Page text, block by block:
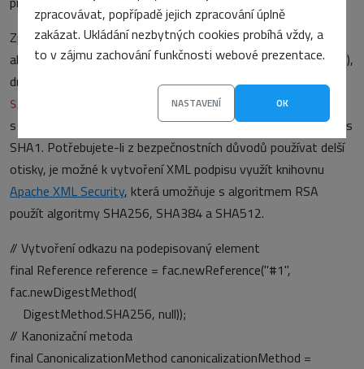
zpracovávat, popřípadě jejich zpracování úplně
zakázat. Ukládání nezbytných cookies probíhá vždy, a
to v zájmu zachování funkčnosti webové prezentace.
NASTAVENÍ OK
Způsob vytvoření podpisu určuje dva algoritmy. První je
algoritmem šifrování (nejčastěji se setkáte s algoritmem RSA),
druhý algoritmus určuje způsob výpočtu otisku z elementu
SignedInfo
. Implementace XML podpisu v Javě 6 umožňuje
s algoritmem RSA použít pro výpočet otisku pouze algoritmus
SHA1. Potřebujete-li z bezpečnostních důvodů používat delší
otisky, je možné k vytvoření XML podpisu využít knihovnu
Apache XML Security, která umožňuje s algoritmem RSA
použít algoritmy SHA256, SHA384 a SHA512.
// Vytvoření odkazu na podepisovaný element
final Reference reference = fac.newReference("#1",
fac.newDigestMethod(
DigestMethod.SHA256, null));
// Kanonizační metoda
final CanonicalizationMethod canonicalizationMethod =